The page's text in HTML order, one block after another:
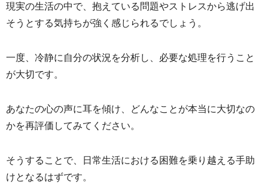
現実の生活の中で、抱えている問題やストレスから逃げ出
そうとする気持ちが強く感じられるでしょう。
一度、冷静に自分の状況を分析し、必要な処理を行うこと
が大切です。
あなたの心の声に耳を傾け、どんなことが本当に大切なの
かを再評価してみてください。
そうすることで、日常生活における困難を乗り越える手助
けとなるはずです。